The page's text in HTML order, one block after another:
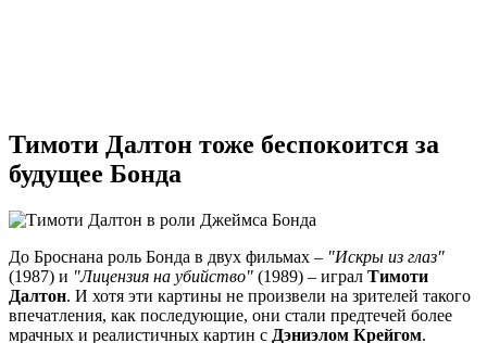
Тимоти Далтон тоже беспокоится за
будущее Бонда
До Броснана роль Бонда в двух фильмах – "Искры из глаз"
(1987) и "Лицензия на убийство" (1989) – играл Тимоти
Далтон. И хотя эти картины не произвели на зрителей такого
впечатления, как последующие, они стали предтечей более
мрачных и реалистичных картин с Дэниэлом Крейгом.